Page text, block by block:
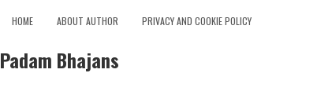
HOME ABOUT AUTHOR PRIVACY AND COOKIE POLICY
Padam Bhajans